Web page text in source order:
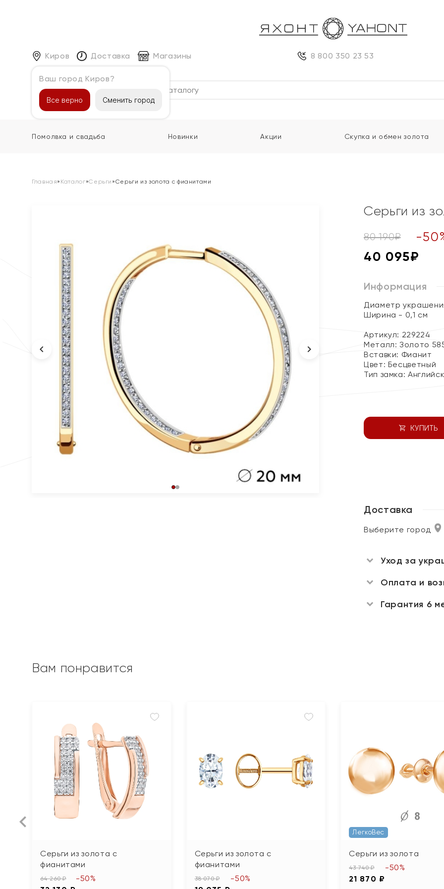
Киров
Ваш город Киров?
Все верно Сменить город
Доставка Магазины 8 800 350 23 53
Каталог
Помолвка и свадьба Новинки Акции Скупка и обмен золота
Главная» Каталог»Серьги »Серьги из золота с фианитами
Серьги из
80 190₽ -50
40 095₽
Информация
Диаметр
Ширина - 0,1 см
Артикул: 229224
Металл:Золото
Вставки: Фианит
Цвет: Бесцветный
Тип замка:
КУПИТЬ
Доставка
Выберите город
Уход за
Оплата и
Гарантия 6
Вам понравится
Серьги из золота с
фианитами
64 260 ₽ -50%
Серьги из золота с
фианитами
38 070 ₽ -50%
ЛегкоВес
Серьги из золота
43 740 ₽
21 870 ₽
-50%